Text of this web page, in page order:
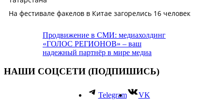
Продвижение в СМИ: медиахолдинг
«ГОЛОС РЕГИОНОВ» – ваш
надежный партнёр в мире медиа
НАШИ СОЦСЕТИ (ПОДПИШИСЬ)
Telegram VK